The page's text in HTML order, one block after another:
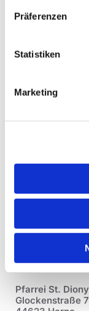
Präferenzen
Statistiken
Marketing
Pfarrei St.
Glockenstraße 7